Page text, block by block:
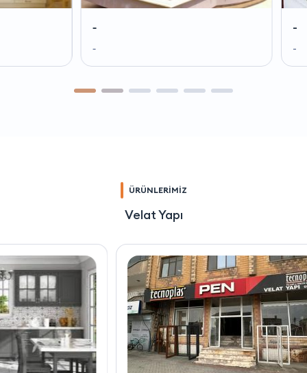
ÜRÜNLERİMİZ
Velat Yapı